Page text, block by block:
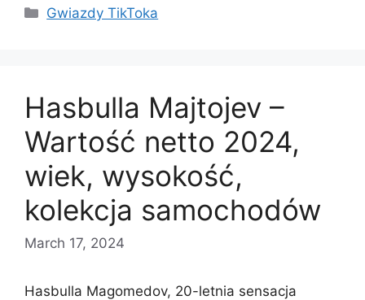
Categories
Gwiazdy TikToka
Hasbulla Majtojev –
Wartość netto 2024,
wiek, wysokość,
kolekcja samochodów
March 17, 2024
Hasbulla Magomedov, 20-letnia sensacja